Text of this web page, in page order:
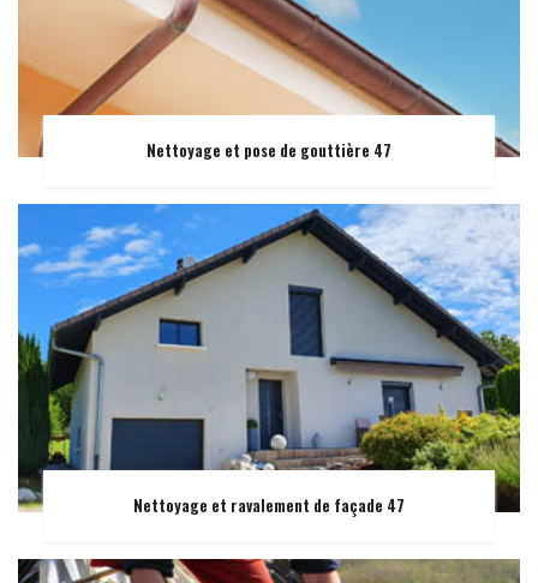
Nettoyage et pose de gouttière 47
Nettoyage et ravalement de façade 47